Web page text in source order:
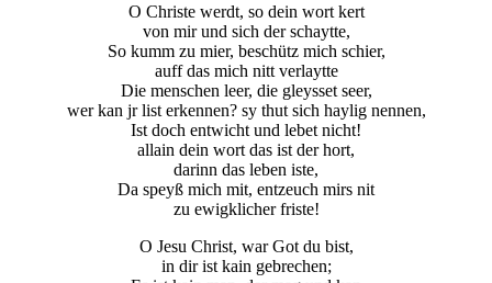
O Christe werdt, so dein wort kert
von mir und sich der schaytte,
So kumm zu mier, beschütz mich schier,
auff das mich nitt verlaytte
Die menschen leer, die gleysset seer,
wer kan jr list erkennen? sy thut sich haylig nennen,
Ist doch entwicht und lebet nicht!
allain dein wort das ist der hort,
darinn das leben iste,
Da speyß mich mit, entzeuch mirs nit
zu ewigklicher friste!
O Jesu Christ, war Got du bist,
in dir ist kain gebrechen;